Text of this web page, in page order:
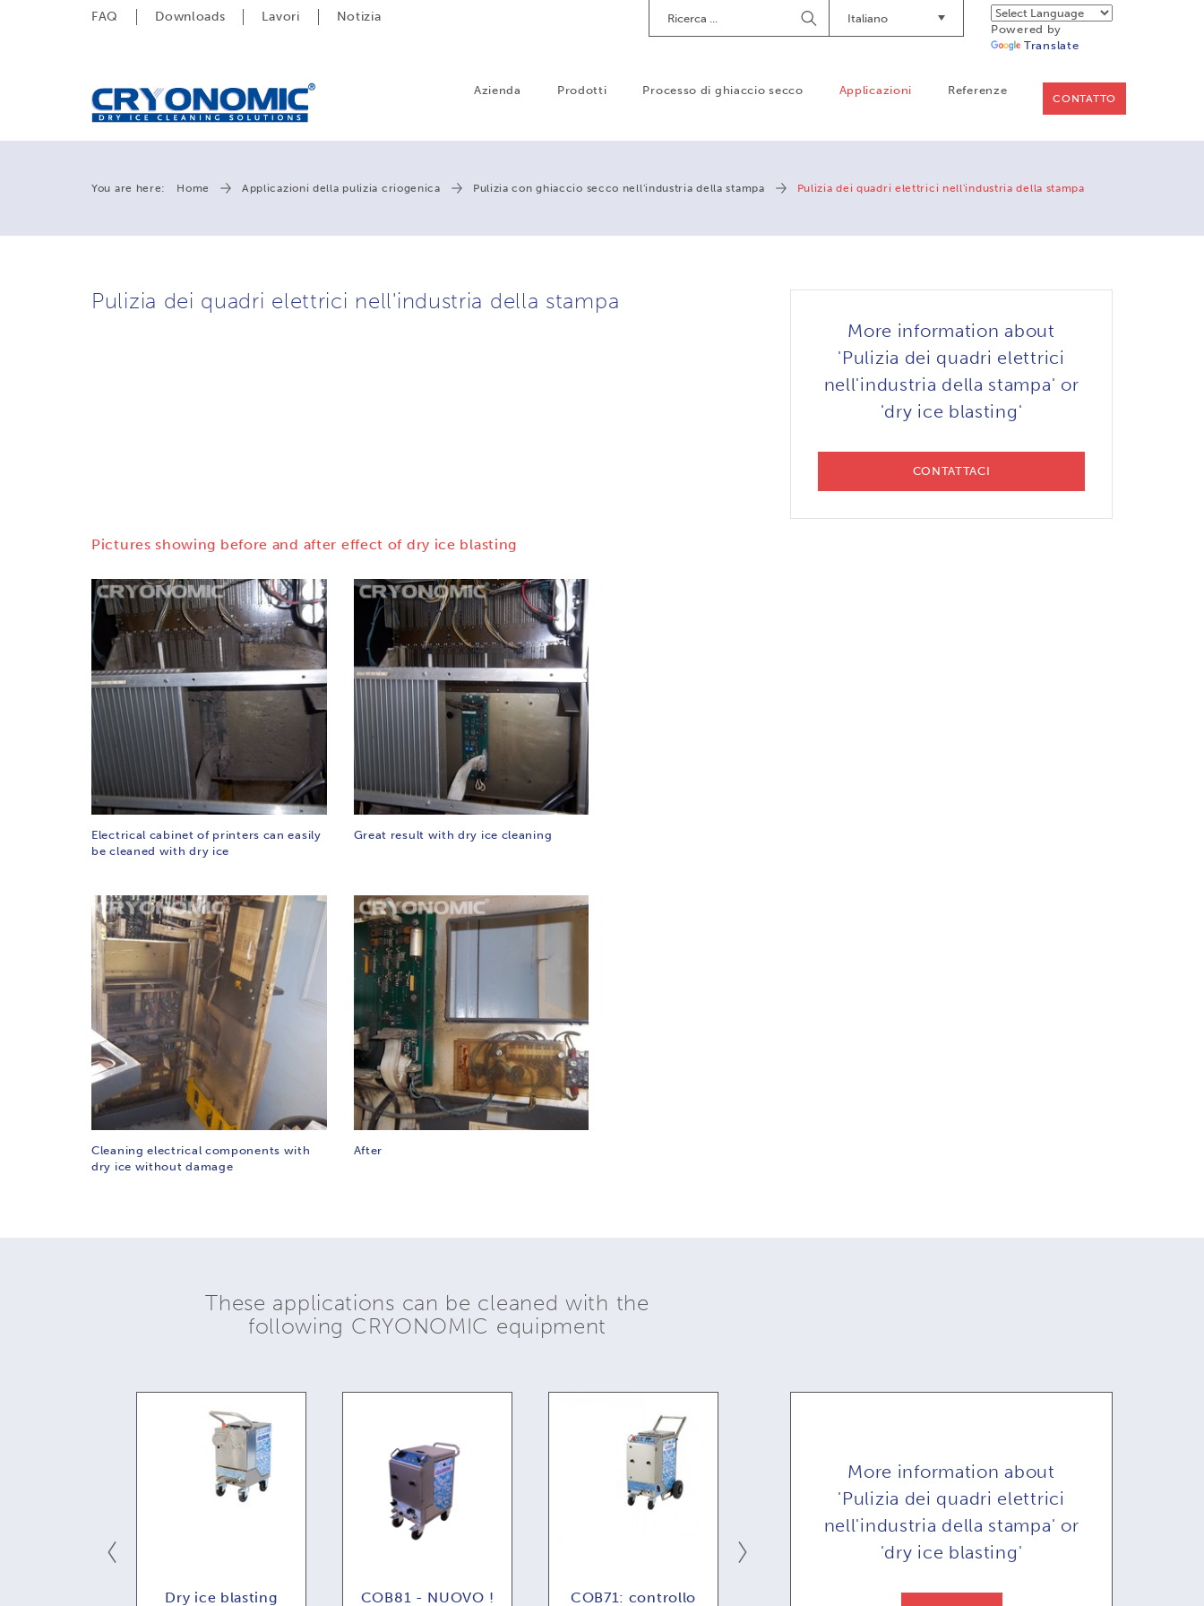
FAQ Downloads Lavori Notizia
Powered by
Translate
Italiano
Begin
Searching
Azienda Prodotti Processo di ghiaccio secco Applicazioni Referenze
CONTATTO
You are here: Home Applicazioni della pulizia criogenica Pulizia con ghiaccio secco nell'industria della stampa Pulizia dei quadri elettrici nell'industria della stampa
Pulizia dei quadri elettrici nell'industria della stampa
More information about
'Pulizia dei quadri elettrici
nell'industria della stampa' or
'dry ice blasting'
CONTATTACI
Pictures showing before and after effect of dry ice blasting
Electrical cabinet of printers can easily
be cleaned with dry ice
Great result with dry ice cleaning
Cleaning electrical components with
dry ice without damage
After
These applications can be cleaned with the
following CRYONOMIC equipment
More information about
'Pulizia dei quadri elettrici
nell'industria della stampa' or
'dry ice blasting'
Dry ice blasting
COB81 - NUOVO !
COB71: controllo
COMBI71: controllo